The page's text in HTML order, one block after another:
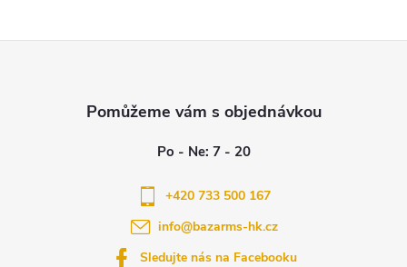
i
info@bazarms-hk.cz
+420 733 500 167
Sledujte nás na Facebooku